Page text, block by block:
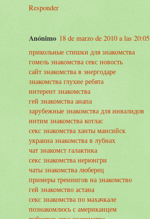
Responder
Anónimo 18 de marzo de 2010 a las 20:05
прикольные стишки для знакомства
гомель знакомства секс новость
сайт знакомства в энергодаре
знакомства глухие ребята
интерент знакомства
гей знакомства анапа
зарубежные знакомства для инвалидов
интим знакомства котлас
секс знакомства ханты мансийск
украина знакомства в лубнах
чат знакомст галактика
секс знакомства нерюнгри
чаты знакомства люберец
примеры тренингов на знакомство
гей знакомство астана
секс знакомства по махачкале
познакомлюсь с американцем